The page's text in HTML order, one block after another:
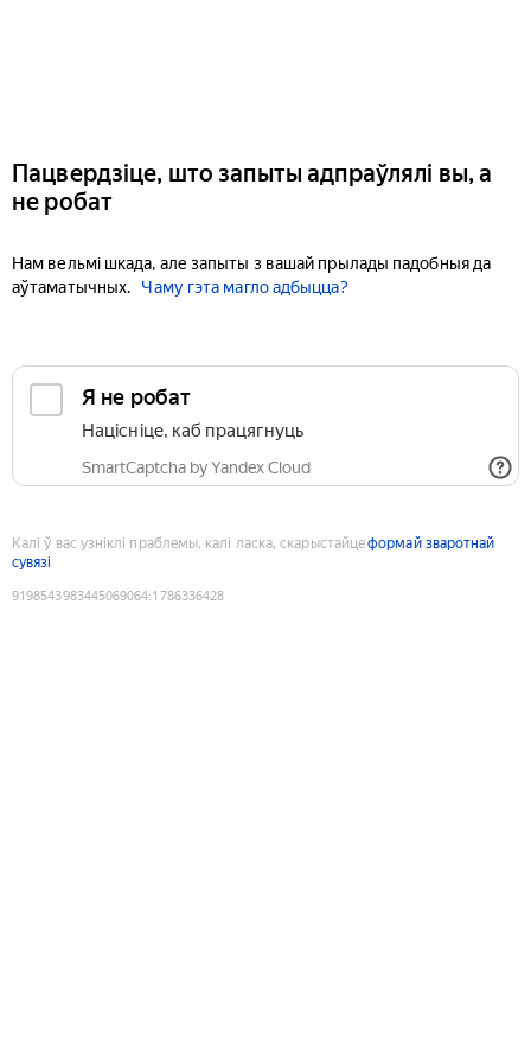
Пацвердзіце, што запыты адпраўлялі вы, а
не робат
Нам вельмі шкада, але запыты з вашай прылады падобныя да
аўтаматычных.
Чаму гэта магло адбыцца?
Я не робат
Націсніце, каб працягнуць
SmartCaptcha by Yandex Cloud
Калі ў вас узніклі праблемы, калі ласка, скарыстайцеформай зваротнай
сувязі
9198543983445069064:1786336428